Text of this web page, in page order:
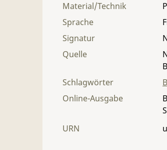
Material/Technik
Sprache
Signatur
Quelle
Schlagwörter
Online-Ausgabe
URN